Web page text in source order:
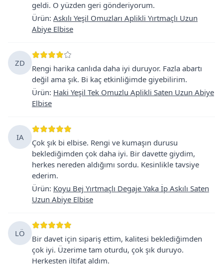
geldi. O yüzden geri gönderiyorum.
Ürün: Askılı Yeşil Omuzları Aplikli Yırtmaçlı Uzun
Abiye Elbise
ZD
Rengi harika canlıda daha iyi duruyor. Fazla abartı
değil ama şık. Bi kaç etkinliğimde giyebilirim.
Ürün: Haki Yeşil Tek Omuzlu Aplikli Saten Uzun Abiye
Elbise
IA
Çok şık bi elbise. Rengi ve kumaşın durusu
beklediğimden çok daha iyi. Bir davette giydim,
herkes nereden aldığımı sordu. Kesinlikle tavsiye
ederim.
Ürün: Koyu Bej Yırtmaçlı Degaje Yaka İp Askılı Saten
Uzun Abiye Elbise
LÖ
Bir davet için sipariş ettim, kalitesi beklediğimden
çok iyi. Üzerime tam oturdu, çok şık duruyo.
Herkesten iltifat aldım.